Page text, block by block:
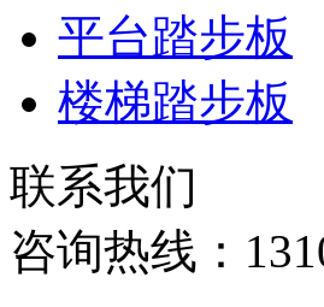
平台踏步板
楼梯踏步板
联系我们
咨询热线：